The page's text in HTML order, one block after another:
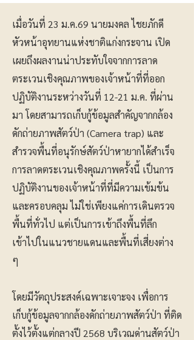
เมื่อวันที่ 23 ม.ค.69 นายมงคล ไชยภักดี
หัวหน้าอุทยานแห่งชาติแก่งกระจาน เปิด
เผยถึงผลงานน่าประทับใจจากการลาด
ตระเวนเชิงคุณภาพของเจ้าหน้าที่ที่ออก
ปฏิบัติงานระหว่างวันที่ 12-21 ม.ค. ที่ผ่าน
มา โดยสามารถเก็บกู้ข้อมูลสำคัญจากกล้อง
ดักถ่ายภาพสัตว์ป่า (Camera trap) และ
สำรวจพื้นที่อนุรักษ์สัตว์ป่าหายากได้สำเร็จ
การลาดตระเวนเชิงคุณภาพครั้งนี้ เป็นการ
ปฏิบัติงานของเจ้าหน้าที่ที่มีความเข้มข้น
และครอบคลุม ไม่ใช่เพียงแค่การเดินตรวจ
พื้นที่ทั่วไป แต่เป็นการเข้าถึงพื้นที่ลึก
เข้าไปในแนวชายแดนและพื้นที่เสี่ยงต่าง
ๆ
โดยมีวัตถุประสงค์เฉพาะเจาะจง เพื่อการ
เก็บกู้ข้อมูลจากกล้องดักถ่ายภาพสัตว์ป่า ที่ติด
ตั้งไว้ตั้งแต่กลางปี 2568 บริเวณด่านสัตว์ป่า